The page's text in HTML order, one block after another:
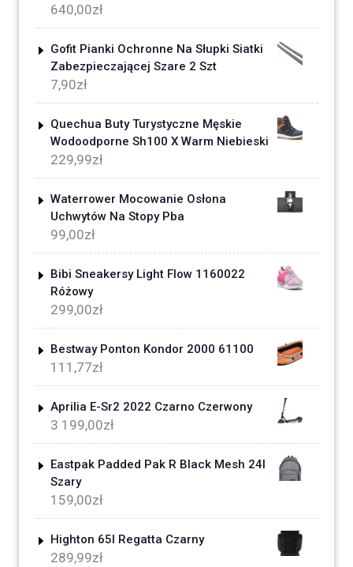
640,00zł
Gofit Pianki Ochronne Na Słupki Siatki
Zabezpieczającej Szare 2 Szt
7,90zł
Quechua Buty Turystyczne Męskie
Wodoodporne Sh100 X Warm Niebieski
229,99zł
Waterrower Mocowanie Osłona
Uchwytów Na Stopy Pba
99,00zł
Bibi Sneakersy Light Flow 1160022
Różowy
299,00zł
Bestway Ponton Kondor 2000 61100
111,77zł
Aprilia E-Sr2 2022 Czarno Czerwony
3 199,00zł
Eastpak Padded Pak R Black Mesh 24l
Szary
159,00zł
Highton 65l Regatta Czarny
289,99zł